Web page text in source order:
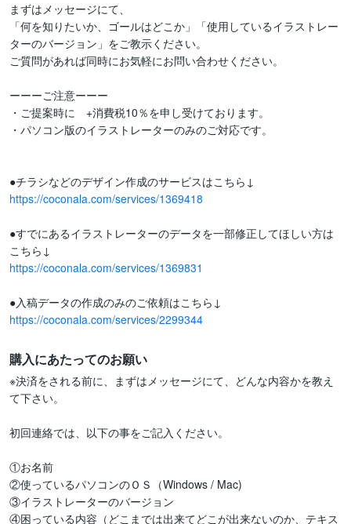
まずはメッセージにて、
「何を知りたいか、ゴールはどこか」「使用しているイラストレー
ターのバージョン」をご教示ください。
ご質問があれば同時にお気軽にお問い合わせください。
ーーーご注意ーーー
・ご提案時に　+消費税10％を申し受けております。
・パソコン版のイラストレーターのみのご対応です。
https://coconala.com/services/1369418
●すでにあるイラストレーターのデータを一部修正してほしい方は
https://coconala.com/services/1369831
https://coconala.com/services/2299344
購入にあたってのお願い
※決済をされる前に、まずはメッセージにて、どんな内容かを教え
て下さい。
初回連絡では、以下の事をご記入ください。
①お名前
②使っているパソコンのＯＳ（Windows / Mac)
③イラストレーターのバージョン
④困っている内容（どこまでは出来てどこが出来ないのか、テキス